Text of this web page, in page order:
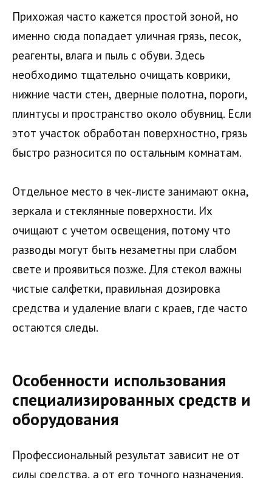
Прихожая часто кажется простой зоной, но
именно сюда попадает уличная грязь, песок,
реагенты, влага и пыль с обуви. Здесь
необходимо тщательно очищать коврики,
нижние части стен, дверные полотна, пороги,
плинтусы и пространство около обувниц. Если
этот участок обработан поверхностно, грязь
быстро разносится по остальным комнатам.
Отдельное место в чек-листе занимают окна,
зеркала и стеклянные поверхности. Их
очищают с учетом освещения, потому что
разводы могут быть незаметны при слабом
свете и проявиться позже. Для стекол важны
чистые салфетки, правильная дозировка
средства и удаление влаги с краев, где часто
остаются следы.
Особенности использования
специализированных средств и
оборудования
Профессиональный результат зависит не от
силы средства, а от его точного назначения.